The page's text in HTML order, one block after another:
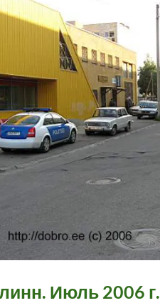
Июль 2006 г.